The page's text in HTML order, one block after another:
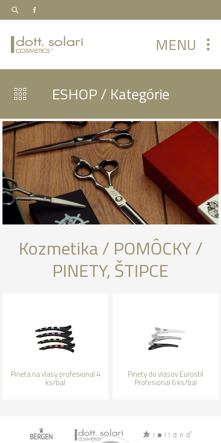
MENU
ESHOP / Kategórie
Kozmetika / POMÔCKY /
PINETY, ŠTIPCE
Pineta na vlasy profesional 4
ks/bal
Pinety do vlasov Eurostil
Profesional 6 ks/bal